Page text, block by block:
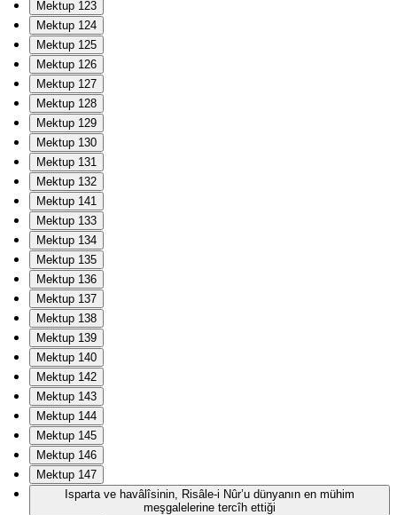
Mektup 123
Mektup 124
Mektup 125
Mektup 126
Mektup 127
Mektup 128
Mektup 129
Mektup 130
Mektup 131
Mektup 132
Mektup 141
Mektup 133
Mektup 134
Mektup 135
Mektup 136
Mektup 137
Mektup 138
Mektup 139
Mektup 140
Mektup 142
Mektup 143
Mektup 144
Mektup 145
Mektup 146
Mektup 147
Isparta ve havâlîsinin, Risâle-i Nûr’u dünyanın en mühim
meşgalelerine tercîh ettiği